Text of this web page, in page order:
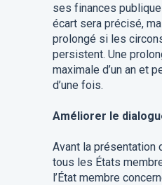
ses finances
écart sera précisé,
prolongé si les
persistent. Une
maximale d’un an et
d’une fois.
Améliorer le
Avant la présentation
tous les États
l’État membre